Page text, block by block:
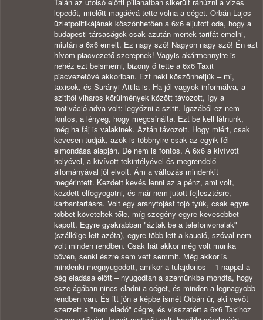
lepedőt, mielőtt magáévá tette volna a céget. Orbán Lajos
üzletpolitikájának köszönhetően a 6x6 eljutott oda, hogy a
budapesti társaságok csak azután mertek tarifát emelni,
miután a 6x6 emelt. Ez nagy szó! Nagyon nagy szó! Én ezt
hívom piacvezető szerepnek! Vagyis akármennyire is
nehéz ezt beismerni, bizony ő tette a 6x6 Taxit
piacvezetővé akkoriban. Ezt neki köszönhetjük – mi,
taxisok, és Surányi Attila is. Ha jól vagyok informálva, a
szititől viharos körülmények között távozott, így a
motiváció adva volt: legyőzni a szitit. Igazából ez nem
fontos, a lényeg, hogy megcsinálta. Ezt be kell látnunk,
még ha fáj is valakinek. Aztán távozott. Hogy miért, csak
kevesen tudják, azok is többnyire csak az egyik fél
elmondása alapján. De nem is fontos. A 6x6 a kivívott
helyével, a kivívott tekintélyével és megrendelő-
állományával jól elvolt. Ám a változás mindenkit
megérintett. Kezdett kevés lenni az a pénz, ami volt,
kezdett elfogyogatni, és már nem jutott fejlesztésre,
karbantartásra. Volt egy aranytojást tojó tyúk, csak egyre
többet követeltek tőle, míg szegény egyre kevesebbet
kapott. Egyre gyakrabban "áztak be a telefonvonalak"
(szállóige lett azóta), egyre több lett a kaució, szóval nem
volt minden rendben. Csak hát akkor még volt munka
bőven, senki észre sem vett semmit. Még akkor is
mindenki megnyugodott, amikor a tulajdonos – 1 nappal a
cég eladása előtt – nyugodtan a szemünkbe mondta, hogy
esze ágában nincs eladni a céget, és minden a legnagyobb
rendben van. És itt jön a képbe ismét Orbán úr, aki vevőt
szerzett a "nem eladó" cégre, és visszatért a 6x6 Taxihoz